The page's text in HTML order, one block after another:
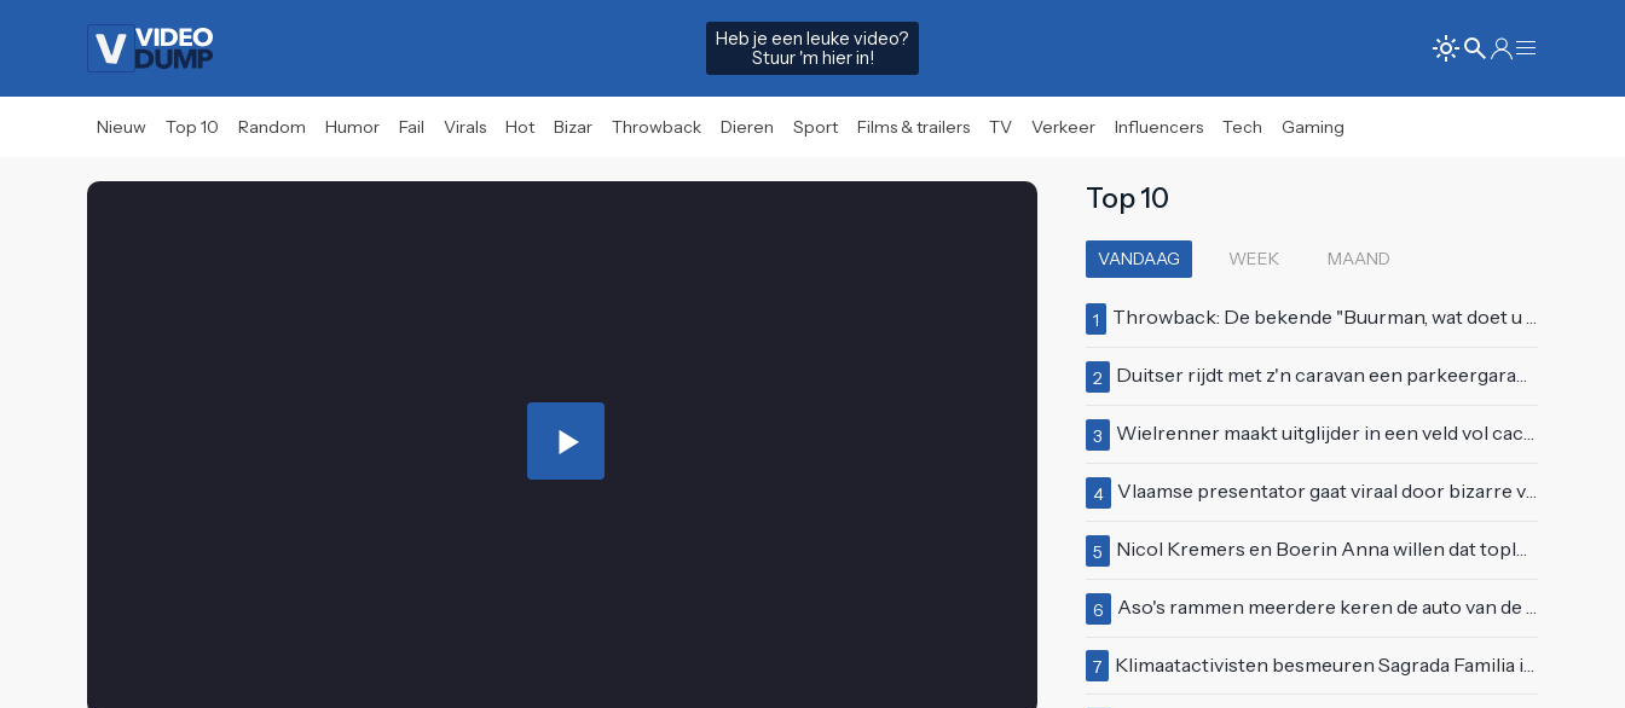
Heb je een leuke video?
Stuur 'm hier in!
Nieuw Top 10 Random Humor Fail Virals Hot Bizar Throwback Dieren Sport Films & trailers TV Verkeer Influencers Tech Gaming
Play
Top 10
VANDAAG WEEK MAAND
1 Throwback: De bekende "Buurman, wat doet u nu?"-scène uit Flodder met Tatjana Šimić
2 Duitser rijdt met z'n caravan een parkeergarage in Vlissingen binnen
3 Wielrenner maakt uitglijder in een veld vol cactussen
4 Vlaamse presentator gaat viraal door bizarre vertoning op live televisie: "Helemaal stijf van de bloem"
5 Nicol Kremers en Boerin Anna willen dat topless zonnen geen taboe meer is
6 Aso's rammen meerdere keren de auto van de buren, maar doen alsof er niets gebeurd is
7 Klimaatactivisten besmeuren Sagrada Familia in Barcelona met lading verf